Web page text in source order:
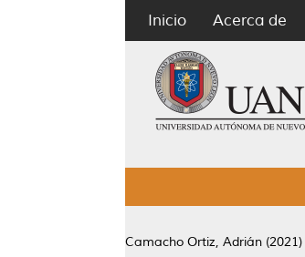
Inicio Acerca de
Camacho Ortiz, Adrián (2021)